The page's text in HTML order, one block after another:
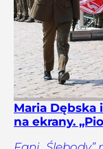
Maria Dębska
na ekrany.